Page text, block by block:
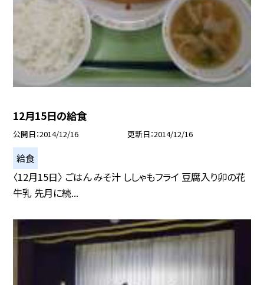
12月15日の給食
公開日 2014/12/16 更新日 2014/12/16
給食
〈12月15日〉 ごはん みそ汁 ししゃもフライ 豆腐入り卯の花
牛乳 先月に続...